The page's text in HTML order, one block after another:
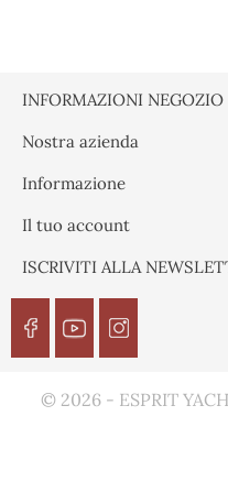
INFORMAZIONI NEGOZIO
Nostra azienda
Informazione
Il tuo account
ISCRIVITI ALLA
© 2026 - ESPRIT